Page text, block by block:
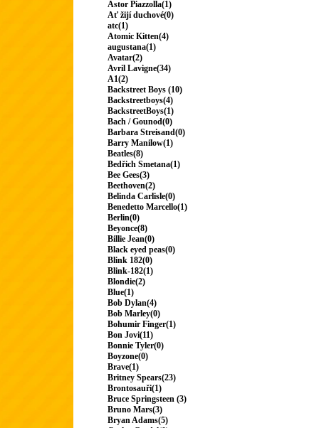
Astor Piazzolla(1)
Ať žijí duchové(0)
atc(1)
Atomic Kitten(4)
augustana(1)
Avatar(2)
Avril Lavigne(34)
A1(2)
Backstreet Boys (10)
Backstreetboys(4)
BackstreetBoys(1)
Bach / Gounod(0)
Barbara Streisand(0)
Barry Manilow(1)
Beatles(8)
Bedřich Smetana(1)
Bee Gees(3)
Beethoven(2)
Belinda Carlisle(0)
Benedetto Marcello(1)
Berlin(0)
Beyonce(8)
Billie Jean(0)
Black eyed peas(0)
Blink 182(0)
Blink-182(1)
Blondie(2)
Blue(1)
Bob Dylan(4)
Bob Marley(0)
Bohumir Finger(1)
Bon Jovi(11)
Bonnie Tyler(0)
Boyzone(0)
Brave(1)
Britney Spears(23)
Brontosauři(1)
Bruce Springsteen (3)
Bruno Mars(3)
Bryan Adams(5)